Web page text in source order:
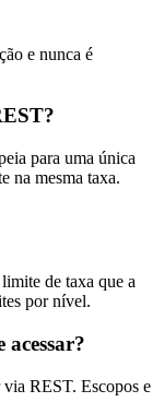
e nunca é
para uma única
na mesma taxa.
de taxa que a
por nível.
via REST. Escopos e